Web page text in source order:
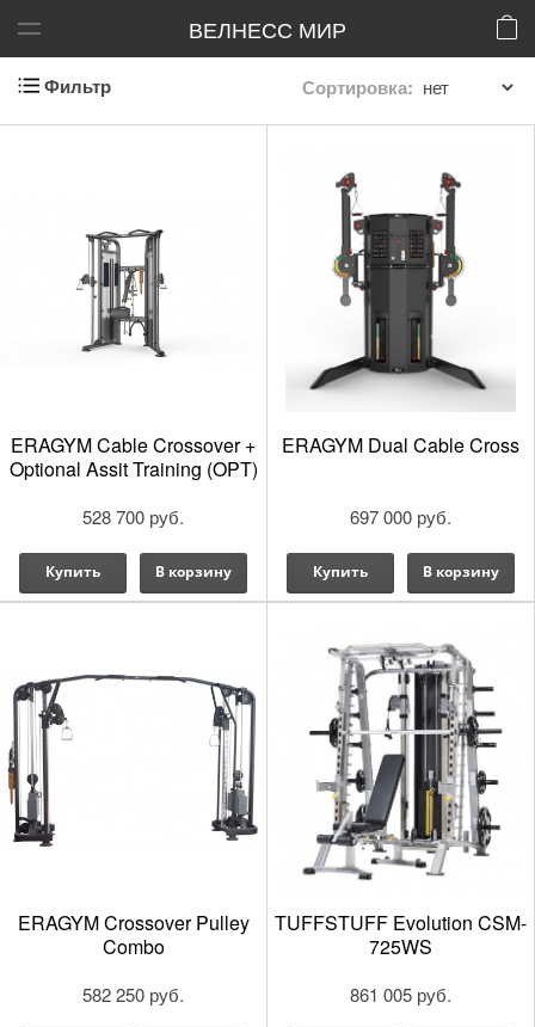
ВЕЛНЕСС МИР
Фильтр Сортировка:
ERAGYM Cable Crossover +
Optional Assit Training (OPT)
528 700 руб.
Купить В корзину
ERAGYM Dual Cable Cross
697 000 руб.
Купить В корзину
ERAGYM Crossover Pulley
Combo
582 250 руб.
TUFFSTUFF Evolution CSM-
725WS
861 005 руб.